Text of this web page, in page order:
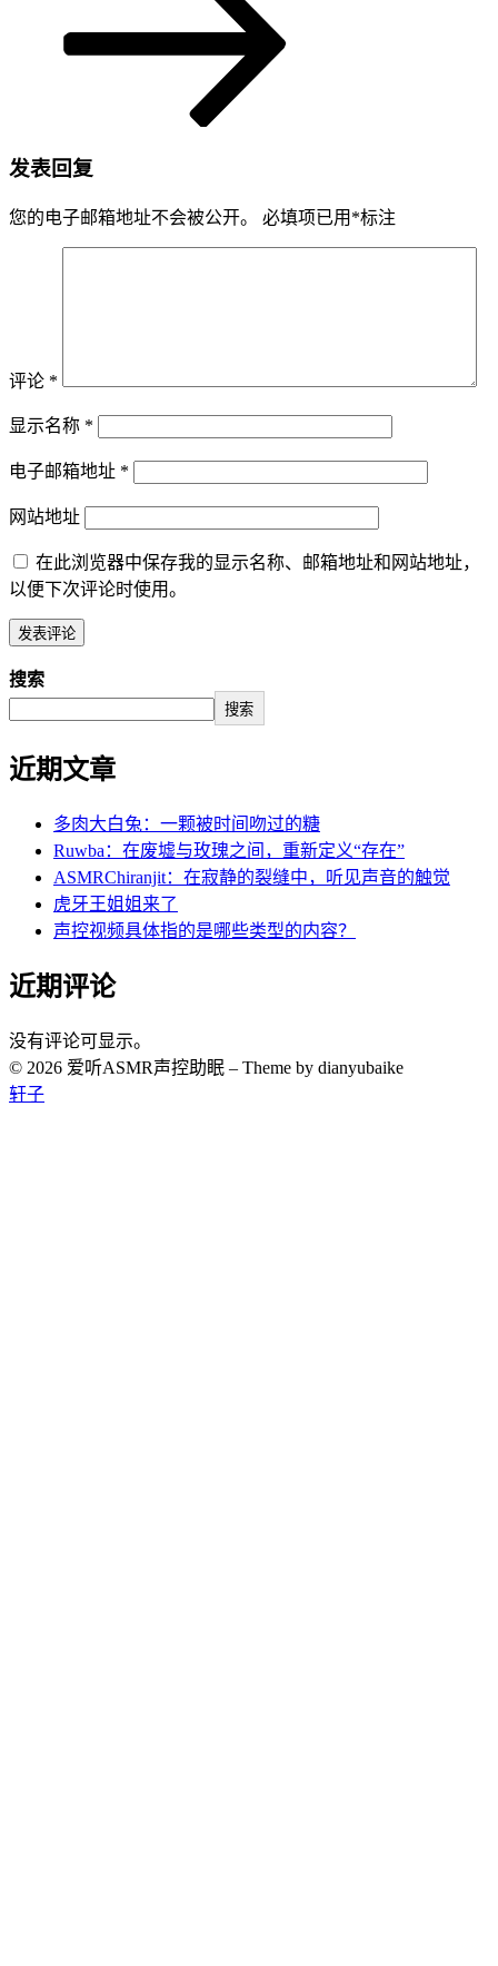
发表回复
您的电子邮箱地址不会被公开。 必填项已用 *标注
评论 *
显示名称 *
电子邮箱地址 *
网站地址
在此浏览器中保存我的显示名称、邮箱地址和网站地址，
以便下次评论时使用。
搜索
搜索
近期文章
多肉大白兔：一颗被时间吻过的糖
Ruwba：在废墟与玫瑰之间，重新定义“存在”
ASMRChiranjit：在寂静的裂缝中，听见声音的触觉
虎牙王姐姐来了
声控视频具体指的是哪些类型的内容？
近期评论
没有评论可显示。
© 2026 爱听ASMR声控助眠 – Theme by dianyubaike
轩子